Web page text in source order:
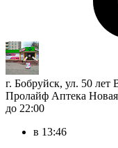
г. Бобруйск, ул. 50
Пролайф Аптека
до 22:00
в 13:46